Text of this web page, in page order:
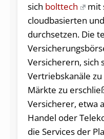
sich bolttech
mit
cloudbasierten
durchsetzen. Die
Versicherern, sich
Vertriebskanäle
Märkte zu
Versicherer, etwa
Handel oder
die Services der